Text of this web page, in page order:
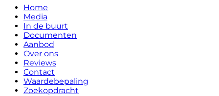
Home
Media
In de buurt
Documenten
Aanbod
Over ons
Reviews
Contact
Waardebepaling
Zoekopdracht